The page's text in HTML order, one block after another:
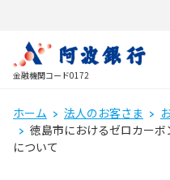
金融機関コード0172
ホーム 法人のお客さま
徳島市におけるゼロカー
について